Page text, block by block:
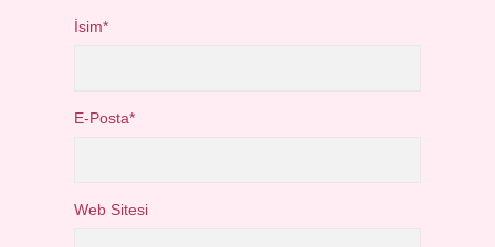
İsim*
E-Posta*
Web Sitesi